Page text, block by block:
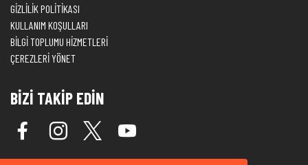
GİZLİLİK POLİTİKASI
KULLANIM KOŞULLARI
BİLGİ TOPLUMU HİZMETLERİ
ÇEREZLERİ YÖNET
BİZİ TAKİP EDİN